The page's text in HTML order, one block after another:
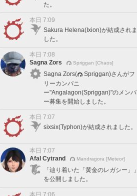
た。
本日 7:09
Sakura Helena(Ixion)が結成されま
した。
本日 7:08
Sagna Zors
Spriggan [Chaos]
Sagna Zors(
Spriggan)さんがフ
リーカンパニ
ー"Angalagon(Spriggan)"のメンバ
ー募集を開始しました。
本日 7:07
sixsix(Typhon)が結成されました。
本日 7:07
Afal Cytrand
Mandragora [Meteor]
「辿り着いた「黄金のレガシー」」
を公開しました。
本日 7:06